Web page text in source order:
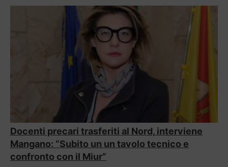
Docenti precari trasferiti al Nord, interviene
Mangano: “Subito un un tavolo tecnico e
confronto con il Miur”